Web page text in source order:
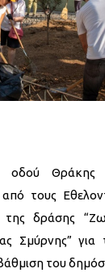
Θράκης
τους
δράσης
Σμύρνης” για
του